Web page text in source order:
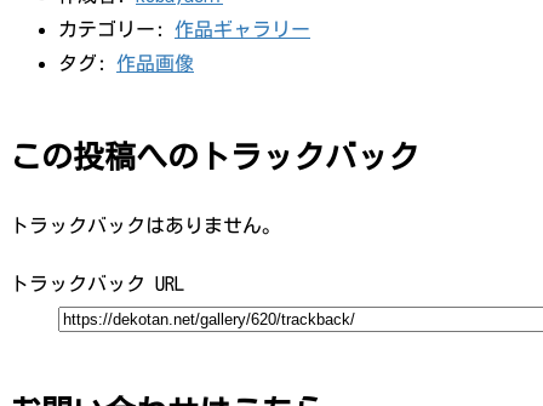
カテゴリー: 作品ギャラリー
タグ: 作品画像
この投稿へのトラックバック
トラックバックはありません。
トラックバック URL